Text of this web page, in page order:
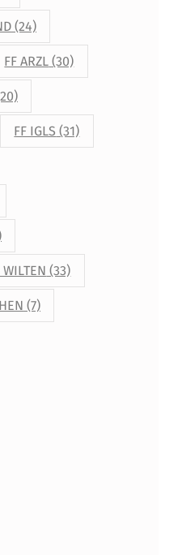
(24)
FF ARZL (30)
FF IGLS (31)
WILTEN (33)
(7)